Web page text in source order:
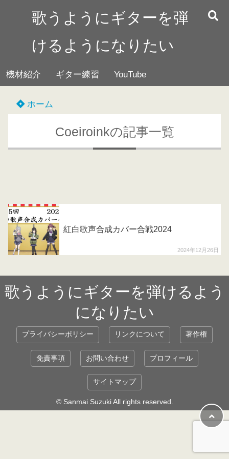
歌うようにギターを弾
けるようになりたい
機材紹介 ギター練習 YouTube
ホーム
Coeiroinkの記事一覧
2024年12月26日
紅白歌声合成カバー合戦2024
歌うようにギターを弾けるよう
になりたい
プライバシーポリシー リンクについて 著作権
免責事項 お問い合わせ プロフィール
サイトマップ
© Sanmai Suzuki All rights reserved.